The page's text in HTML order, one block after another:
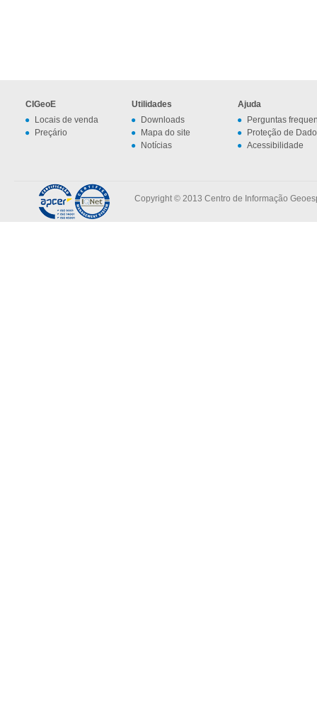
CIGeoE
Locais de venda
Preçário
Utilidades
Downloads
Mapa do site
Notícias
Ajuda
Perguntas
Proteção de
Acessibilidade
Copyright © 2013 Centro de Informação